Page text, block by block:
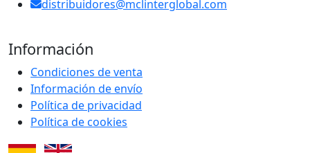
distribuidores@mclinterglobal.com
Información
Condiciones de venta
Información de envío
Política de privacidad
Política de cookies